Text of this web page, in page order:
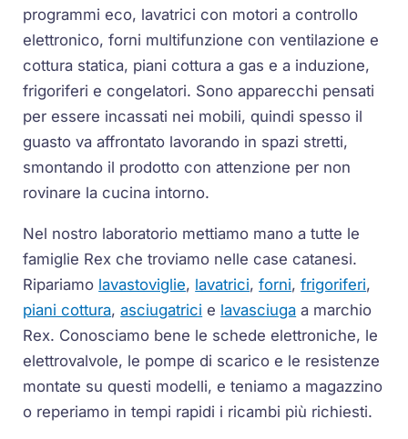
programmi eco, lavatrici con motori a controllo
elettronico, forni multifunzione con ventilazione e
cottura statica, piani cottura a gas e a induzione,
frigoriferi e congelatori. Sono apparecchi pensati
per essere incassati nei mobili, quindi spesso il
guasto va affrontato lavorando in spazi stretti,
smontando il prodotto con attenzione per non
rovinare la cucina intorno.
Nel nostro laboratorio mettiamo mano a tutte le
famiglie Rex che troviamo nelle case catanesi.
Ripariamo lavastoviglie, lavatrici,forni,frigoriferi,
piani cottura,asciugatrici e lavasciuga a marchio
Rex. Conosciamo bene le schede elettroniche, le
elettrovalvole, le pompe di scarico e le resistenze
montate su questi modelli, e teniamo a magazzino
o reperiamo in tempi rapidi i ricambi più richiesti.